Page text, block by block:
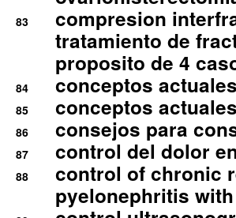
83
compresion
tratamiento de
proposito de 4
84 conceptos
85 conceptos
86 consejos para
87 control del dolor
88
control of chronic
pyelonephritis